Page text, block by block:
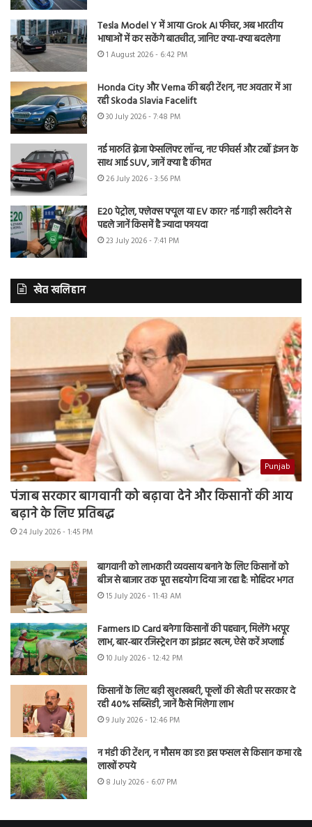
Tesla Model Y में आया Grok AI फीचर, अब भारतीय
भाषाओं में कर सकेंगे बातचीत, जानिए क्या-क्या बदलेगा
1 August 2026 - 6:42 PM
Honda City और Verna की बढ़ी टेंशन, नए अवतार में आ
रही Skoda Slavia Facelift
30 July 2026 - 7:48 PM
नई मारुति ब्रेजा फेसलिफ्ट लॉन्च, नए फीचर्स और टर्बो इंजन के
साथ आई SUV, जानें क्या है कीमत
26 July 2026 - 3:56 PM
E20 पेट्रोल, फ्लेक्स फ्यूल या EV कार? नई गाड़ी खरीदने से
पहले जानें किसमें है ज्यादा फायदा
23 July 2026 - 7:41 PM
खेत खलिहान
Punjab
पंजाब सरकार बागवानी को बढ़ावा देने और किसानों की आय
बढ़ाने के लिए प्रतिबद्ध
24 July 2026 - 1:45 PM
बागवानी को लाभकारी व्यवसाय बनाने के लिए किसानों को
बीज से बाजार तक पूरा सहयोग दिया जा रहा है: मोहिंदर भगत
15 July 2026 - 11:43 AM
Farmers ID Card बनेगा किसानों की पहचान, मिलेंगे भरपूर
लाभ, बार-बार रजिस्ट्रेशन का झंझट खत्म, ऐसे करें अप्लाई
10 July 2026 - 12:42 PM
किसानों के लिए बड़ी खुशखबरी, फूलों की खेती पर सरकार दे
रही 40% सब्सिडी, जानें कैसे मिलेगा लाभ
9 July 2026 - 12:46 PM
न मंडी की टेंशन, न मौसम का डर! इस फसल से किसान कमा रहे
लाखों रुपये
8 July 2026 - 6:07 PM